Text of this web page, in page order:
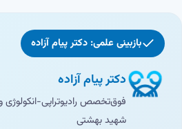
بازبینی علمی: دکتر پیام آزاده
دکتر پیام آزاده
فوق‌تخصص رادیوتراپی-
شهید بهشتی